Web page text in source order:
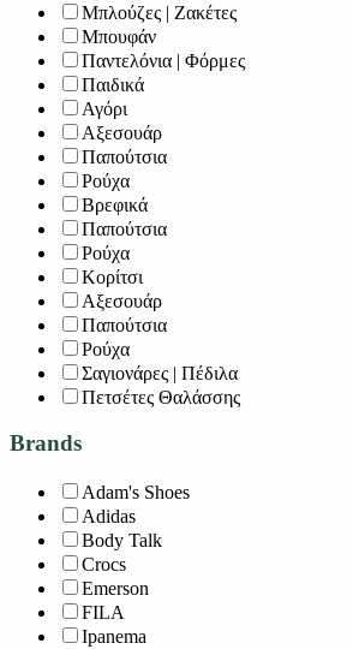
Μπλούζες | Ζακέτες
Μπουφάν
Παντελόνια | Φόρμες
Παιδικά
Αγόρι
Αξεσουάρ
Παπούτσια
Ρούχα
Βρεφικά
Παπούτσια
Ρούχα
Κορίτσι
Αξεσουάρ
Παπούτσια
Ρούχα
Σαγιονάρες | Πέδιλα
Πετσέτες Θαλάσσης
Brands
Adam's Shoes
Adidas
Body Talk
Crocs
Emerson
FILA
Ipanema